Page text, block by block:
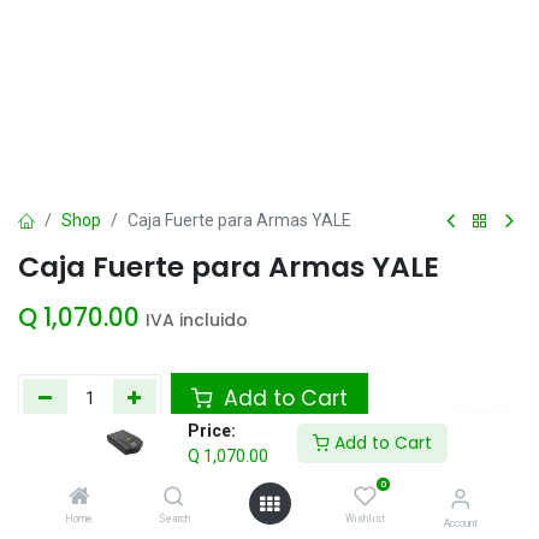
Price:
Q 1,070.00
Add to Cart
Home Search
0
Wishlist Account
Shop Caja Fuerte para Armas YALE
Caja Fuerte para Armas YALE
Q 1,070.00 IVA incluido
Add to Cart
Agregar a la lista de deseos